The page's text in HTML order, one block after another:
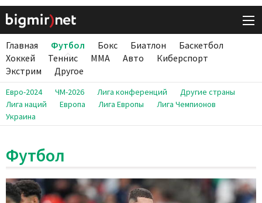
Главная Футбол Бокс Биатлон
Баскетбол
Хоккей
Теннис ММА Авто
Киберспорт
Экстрим
Другое
Евро-2024 ЧМ-2026 Лига конференций
Другие страны
Лига наций
Европа Лига Европы
Лига Чемпионов
Украина
Футбол